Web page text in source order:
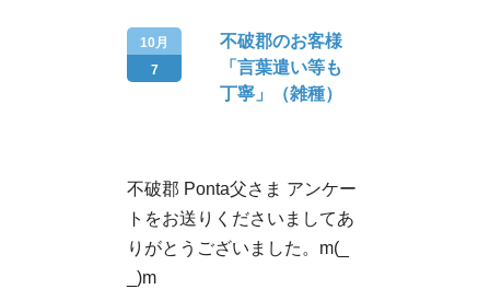
10月
7
不破郡のお客様
「言葉遣い等も
丁寧」（雑種）
不破郡 Ponta父さま アンケー
トをお送りくださいましてあ
りがとうございました。m(_
_)m